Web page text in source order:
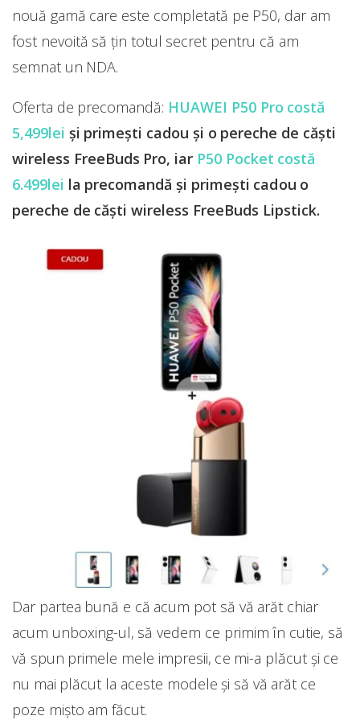
nouă gamă care este completată pe P50, dar am
fost nevoită să țin totul secret pentru că am
semnat un NDA.
Oferta de precomandă: HUAWEI P50 Pro costă
5,499lei și primești cadou și o pereche de căști
wireless FreeBuds Pro, iar P50 Pocket costă
6.499lei la precomandă și primești cadou o
pereche de căști wireless FreeBuds Lipstick.
Dar partea bună e că acum pot să vă arăt chiar
acum unboxing-ul, să vedem ce primim în cutie, să
vă spun primele mele impresii, ce mi-a plăcut și ce
nu mai plăcut la aceste modele și să vă arăt ce
poze mișto am făcut.